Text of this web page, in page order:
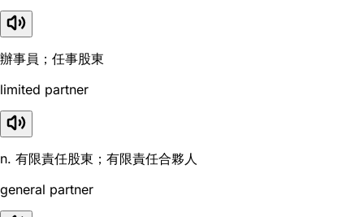
辦事員；任事股東
limited partner
n. 有限責任股東；有限責任合夥人
general partner